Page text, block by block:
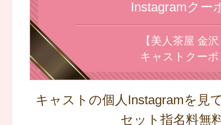
Instagramクー
【美人茶屋 金
キャストクー
キャストの個人Instagramを見
セット指名料